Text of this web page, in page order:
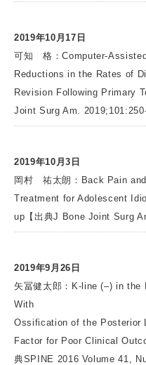
2019年10月17日
可知 格：Computer-
Reductions in the Rates of
Revision Following Primary
Joint Surg Am. 2019;101:250-
2019年10月3日
岡村 祐太朗：Back Pain
Treatment for Adolescent
up【出典J Bone Joint Surg
2019年9月26日
矢冨健太郎：K-line (–) in
With
Ossification of the Posterior
Factor for Poor Clinical
典SPINE 2016 Volume 41,